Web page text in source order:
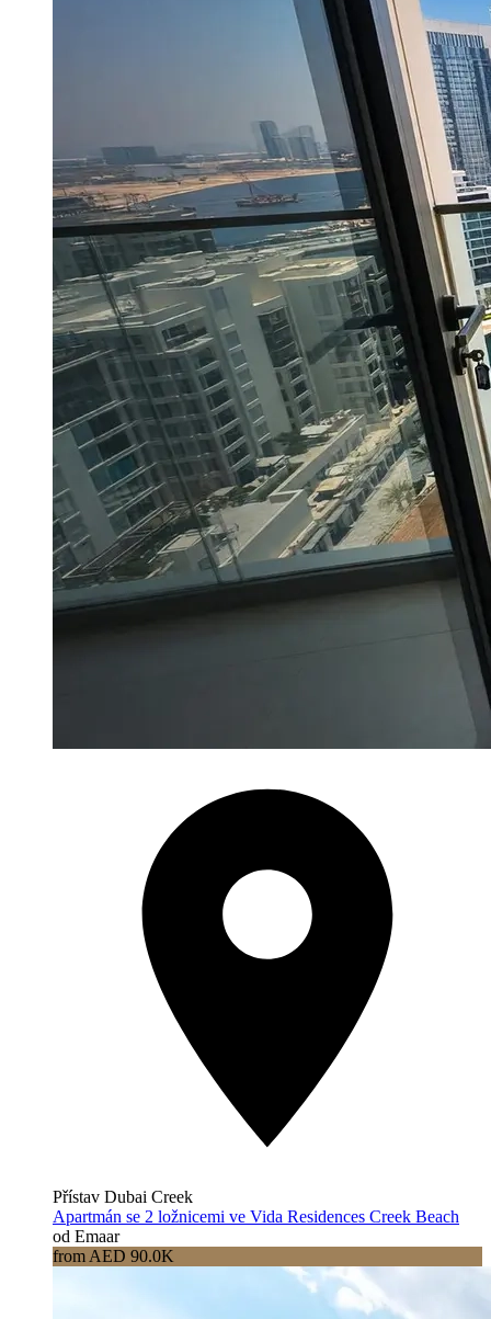
Přístav Dubai Creek
Apartmán se 2 ložnicemi ve Vida Residences Creek Beach
od Emaar
from AED 90.0K